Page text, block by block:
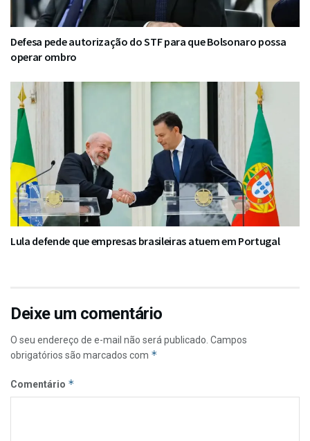
Defesa pede autorização do STF para que Bolsonaro possa
operar ombro
Lula defende que empresas brasileiras atuem em Portugal
Deixe um comentário
O seu endereço de e-mail não será publicado. Campos
obrigatórios são marcados com *
Comentário *